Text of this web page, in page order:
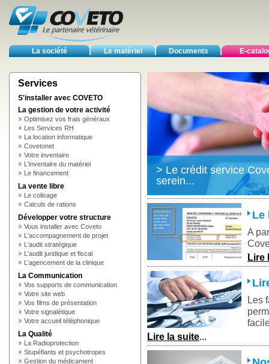
La société Le matériel Documents E-
Services
S'installer avec COVETO
La gestion de votre activité
Optimisez vos frais généraux
Les Services RH
La location informatique
Covetonet
Votre inventaire
L'inventaire du matériel
Le financement
La vente libre
Le colisage
Calculs de rations
Développer votre structure
Vous installer avec Coveto
L'accompagnement de projet
L'audit stratégique
L'audit juridique et fiscal
L'agencement de la clinique
La Communication
Vos supports de communication
Votre site web
Vos films de présentation
Votre signalétique
Votre accueil téléphonique
La Qualité
La Radioprotection
Stupéfiants et psychotropes
Gestion du médicament
> Le crédit service
serein...
Le
A
Lire
Les
Lire la suite...